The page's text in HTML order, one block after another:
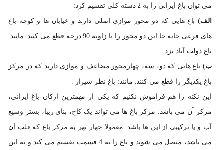
می توان باغ ایرانی را به 2 دسته کلی تقسیم کرد:
الف) باغ هایی که دو محور موازی اصلی دارند و خیابان ها و کوچه باغ
های فرعی جابه جا این دو محور را با زاویه 90 درجه قطع می کنند. مانند:
باغ دولت آباد یزد.
ب) باغ هایی که دو، سه، چهارمحور مضاعف و موازی دارند که در مرکز
باغ یکدیگر را قطع می کنند. مانند: باغ نظر شیراز .
این نکته را هم فراموش نکنیم که یکی از مهمترین ارکان باغ ایرانی،
مرکز آن می باشد. مرکز باغ ها می تواند یک کاخ، بنای زیبا، بستر وسیع
آب و یا ترکیبی از این ها باشد. معمولا چهار نهر به مرکز باغ که قلب آن
می باشد، متصل می شوند و باغ را به 4 قسمت تقسیم می کند و به این